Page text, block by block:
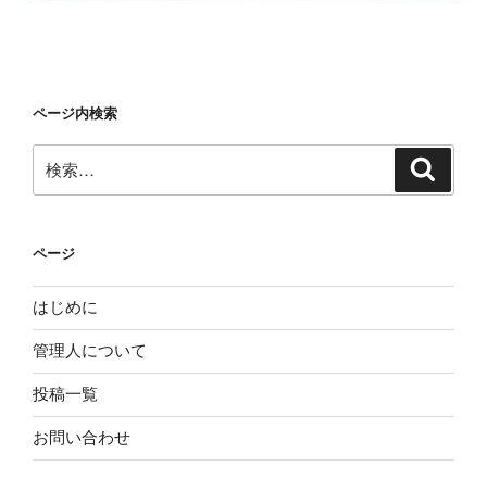
ページ内検索
索:
ページ
はじめに
管理人について
投稿一覧
お問い合わせ